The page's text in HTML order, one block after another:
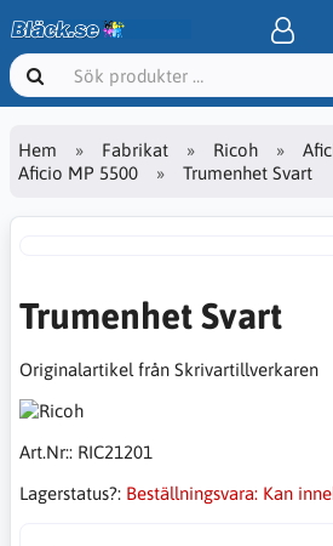
Hem Fabrikat Ricoh
Aficio MP 5500
Trumenhet Svart
Trumenhet Svart
Originalartikel från Skrivartillverkaren
Art.Nr:: RIC21201
Lagerstatus?: Beställningsvara: Kan